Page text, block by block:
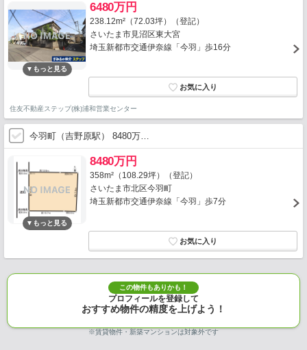
6480万円
238.12m²（72.03坪）（登記）
さいたま市見沼区東大宮
埼玉新都市交通伊奈線「今羽」歩16分
住友不動産ステップ(株)浦和営業センター
今羽町（吉野原駅） 8480万…
8480万円
358m²（108.29坪）（登記）
さいたま市北区今羽町
埼玉新都市交通伊奈線「今羽」歩7分
この物件もありかも！
プロフィールを登録して
おすすめ物件の精度を上げよう！
※賃貸物件・新築マンションは対象外です